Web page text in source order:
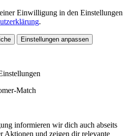
Einwilligung in den Einstellungen
.
Einstellungen anpassen
Match
informieren wir dich auch abseits
Aktionen und zeigen dir relevante